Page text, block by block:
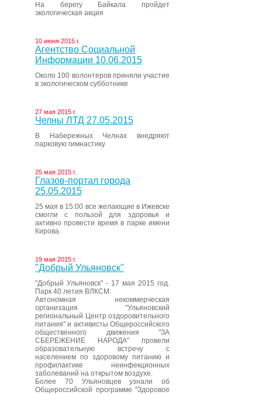
На берегу Байкала пройдет
экологическая акция
10 июня 2015 г.
Агентство Социальной
Информации 10.06.2015
Около 100 волонтеров приняли участие
в экологическом субботнике
27 мая 2015 г.
Челны ЛТД 27.05.2015
В Набережных Челнах внедряют
парковую гимнастику
25 мая 2015 г.
Глазов-портал города
25.05.2015
25 мая в 15:00 все желающие в Ижевске
смогли с пользой для здоровья и
активно провести время в парке имени
Кирова.
19 мая 2015 г.
"Добрый Ульяновск"
"Добрый Ульяновск" - 17 мая 2015 год.
Парк 40 летия ВЛКСМ.
Автономная некоммерческая
организация "Ульяновский
региональный Центр оздоровительного
питания" и активисты Общероссийского
общественного движения "ЗА
СБЕРЕЖЕНИЕ НАРОДА" провели
образовательную встречу с
населением по здоровому питанию и
профилактике неинфекционных
заболеваний на открытом воздухе.
Более 70 Ульяновцев узнали об
Общероссийской программе "Здоровое